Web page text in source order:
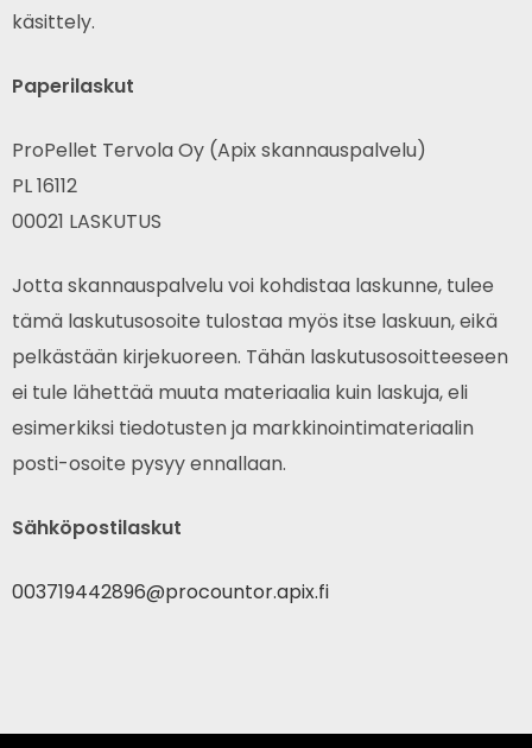
käsittely.
Paperilaskut
ProPellet Tervola Oy (Apix skannauspalvelu)
PL 16112
00021 LASKUTUS
Jotta skannauspalvelu voi kohdistaa laskunne, tulee
tämä laskutusosoite tulostaa myös itse laskuun, eikä
pelkästään kirjekuoreen. Tähän laskutusosoitteeseen
ei tule lähettää muuta materiaalia kuin laskuja, eli
esimerkiksi tiedotusten ja markkinointimateriaalin
posti-osoite pysyy ennallaan.
Sähköpostilaskut
003719442896@procountor.apix.fi